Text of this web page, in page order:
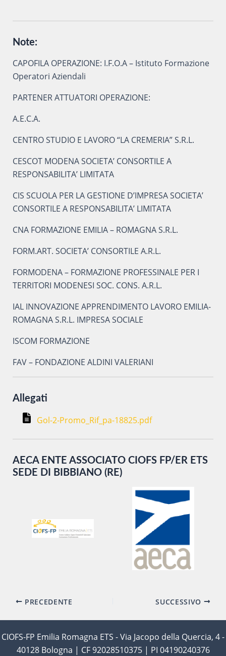
Note:
CAPOFILA OPERAZIONE: I.F.O.A – Istituto Formazione
Operatori Aziendali
PARTENER ATTUATORI OPERAZIONE:
A.E.C.A.
CENTRO STUDIO E LAVORO “LA CREMERIA” S.R.L.
CESCOT MODENA SOCIETA’ CONSORTILE A
RESPONSABILITA’ LIMITATA
CIS SCUOLA PER LA GESTIONE D’IMPRESA SOCIETA’
CONSORTILE A RESPONSABILITA’ LIMITATA
CNA FORMAZIONE EMILIA – ROMAGNA S.R.L.
FORM.ART. SOCIETA’ CONSORTILE A.R.L.
FORMODENA – FORMAZIONE PROFESSINALE PER I
TERRITORI MODENESI SOC. CONS. A.R.L.
IAL INNOVAZIONE APPRENDIMENTO LAVORO EMILIA-
ROMAGNA S.R.L. IMPRESA SOCIALE
ISCOM FORMAZIONE
FAV – FONDAZIONE ALDINI VALERIANI
Allegati
Gol-2-Promo_Rif_pa-18825.pdf
AECA ENTE ASSOCIATO CIOFS FP/ER ETS
SEDE DI BIBBIANO (RE)
Navigazione
PRECEDENTE SUCCESSIVO
CIOFS-FP Emilia Romagna ETS - Via Jacopo della Quercia, 4 -
40128 Bologna | CF 92028510375 | PI 04190240376